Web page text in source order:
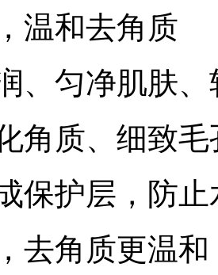
温和去角质
、匀净肌肤
角质、细致
保护层，防
去角质更温和